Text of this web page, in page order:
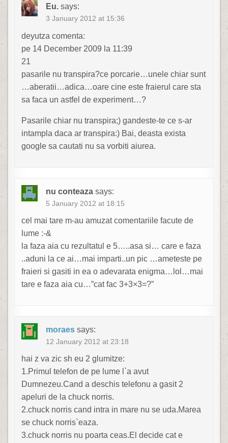
Eu. says:
3 January 2012 at 15:36
deyutza comenta:
pe 14 December 2009 la 11:39
21
pasarile nu transpira?ce porcarie…unele chiar sunt
…aberatii…adica…oare cine este fraierul care sta
sa faca un astfel de experiment…?
Pasarile chiar nu transpira;) gandeste-te ce s-ar
intampla daca ar transpira:) Bai, deasta exista
google sa cautati nu sa vorbiti aiurea.
nu conteaza says:
5 January 2012 at 18:15
cel mai tare m-au amuzat comentariile facute de
lume :-&
la faza aia cu rezultatul e 5…..asa si… care e faza
..aduni la ce ai…mai imparti..un pic …ameteste pe
fraieri si gasiti in ea o adevarata enigma…lol…mai
tare e faza aia cu…”cat fac 3+3×3=?”
moraes says:
12 January 2012 at 23:18
hai z va zic sh eu 2 glumitze:
1.Primul telefon de pe lume l`a avut
Dumnezeu.Cand a deschis telefonu a gasit 2
apeluri de la chuck norris.
2.chuck norris cand intra in mare nu se uda.Marea
se chuck norris`eaza.
3.chuck norris nu poarta ceas.El decide cat e